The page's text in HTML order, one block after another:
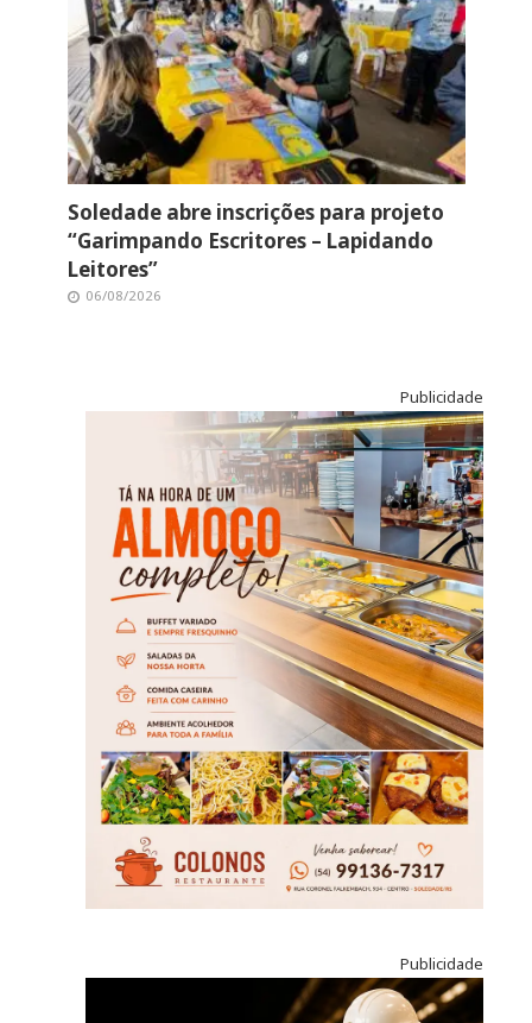
Soledade abre inscrições para projeto
“Garimpando Escritores – Lapidando
Leitores”
06/08/2026
Publicidade
Publicidade